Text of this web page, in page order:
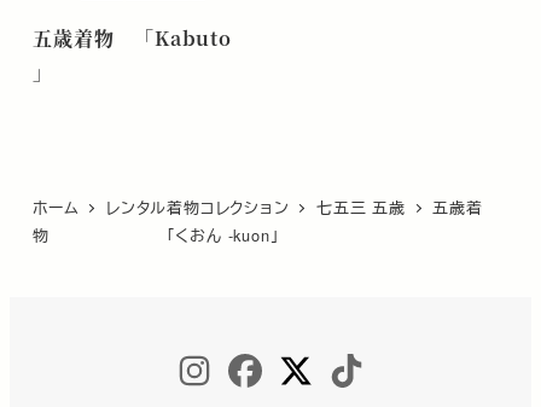
五歳着物 「Kabuto
」
ホーム レンタル着物コレクション 七五三 五歳
五歳着
物 「くおん -kuon」
INSTAGRAM
FACEBOOK
TWITTER